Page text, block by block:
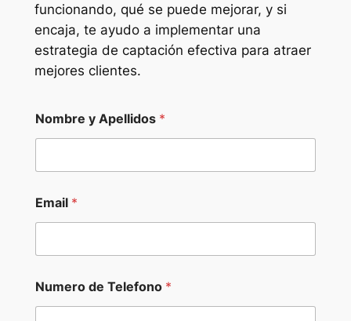
funcionando, qué se puede mejorar, y si
encaja, te ayudo a implementar una
estrategia de captación efectiva para atraer
mejores clientes.
Nombre y Apellidos *
o
n
Email *
Numero de Telefono *